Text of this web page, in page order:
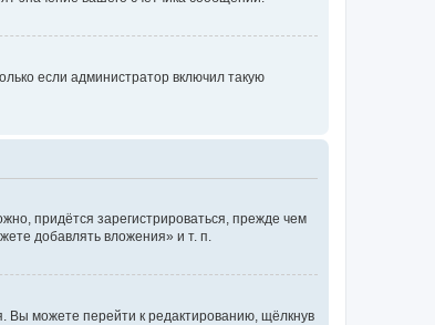
если администратор включил такую
придётся зарегистрироваться, прежде чем
добавлять вложения» и т. п.
Вы можете перейти к редактированию, щёлкнув